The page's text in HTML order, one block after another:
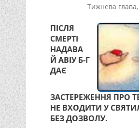
Тижнева глава
ПІСЛЯ
СМЕРТІ
НАДАВА
Й АВІУ Б-Г
ДАЄ
ЗАСТЕРЕЖЕННЯ ПРО
НЕ ВХОДИТИ У
БЕЗ ДОЗВОЛУ.